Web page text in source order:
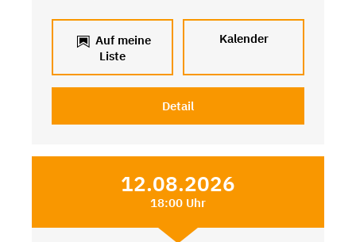
Auf meine
Liste
Kalender
Detail
12.08.2026
18:00 Uhr